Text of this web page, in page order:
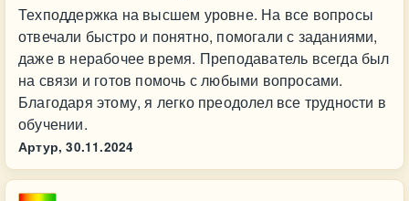
Техподдержка на высшем уровне. На все вопросы
отвечали быстро и понятно, помогали с заданиями,
даже в нерабочее время. Преподаватель всегда был
на связи и готов помочь с любыми вопросами.
Благодаря этому, я легко преодолел все трудности в
обучении.
Артур, 30.11.2024